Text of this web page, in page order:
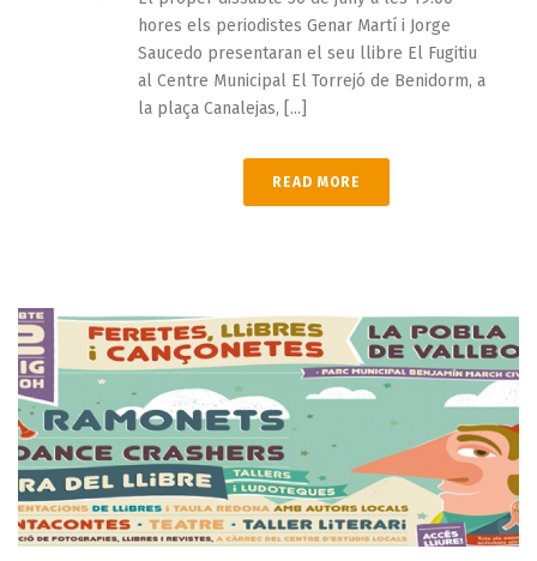
hores els periodistes Genar Martí i Jorge
Saucedo presentaran el seu llibre El Fugitiu
al Centre Municipal El Torrejó de Benidorm, a
la plaça Canalejas, [...]
READ MORE